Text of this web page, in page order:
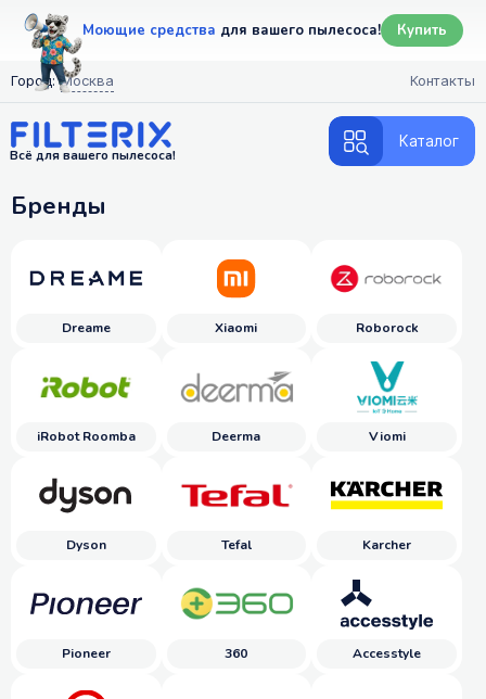
Моющие средства для вашего пылесоса! Купить
Город: Москва Контакты
Всё для вашего пылесоса!
Каталог
Бренды
Dreame Xiaomi Roborock
iRobot Roomba Deerma Viomi
Dyson Tefal Karcher
Pioneer 360 Accesstyle